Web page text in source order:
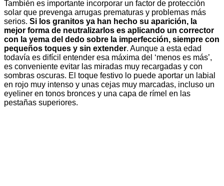
También es importante incorporar un factor de protección
solar que prevenga arrugas prematuras y problemas más
serios. Si los granitos ya han hecho su aparición, la
mejor forma de neutralizarlos es aplicando un corrector
con la yema del dedo sobre la imperfección, siempre con
pequeños toques y sin extender. Aunque a esta edad
todavía es difícil entender esa máxima del ‘menos es más’,
es conveniente evitar las miradas muy recargadas y con
sombras oscuras. El toque festivo lo puede aportar un labial
en rojo muy intenso y unas cejas muy marcadas, incluso un
eyeliner en tonos bronces y una capa de rímel en las
pestañas superiores.